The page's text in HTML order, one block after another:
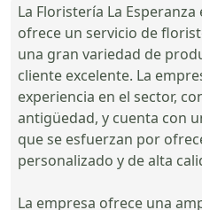
La Floristería La
ofrece un servicio de
una gran variedad de
cliente excelente. La
experiencia en el sector,
antigüedad, y cuenta con
que se esfuerzan por
personalizado y de alta
La empresa ofrece una